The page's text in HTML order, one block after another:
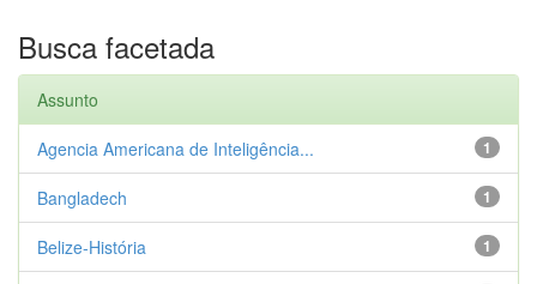
Busca facetada
Assunto
1
Agencia Americana de Inteligência...
1
Bangladech
1
Belize-História